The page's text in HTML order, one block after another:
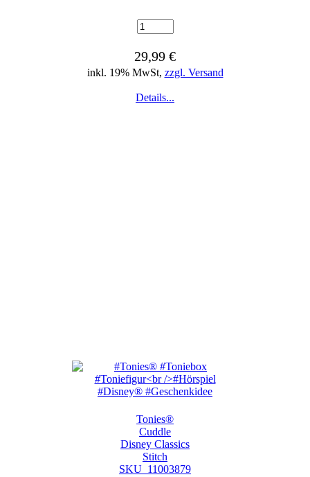
29,99 €
inkl. 19% MwSt, zzgl. Versand
Details...
Tonies®
Cuddle
Disney Classics
Stitch
SKU_11003879